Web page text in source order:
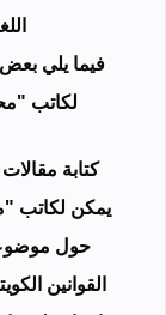
فيما يلي بعض
لكاتب
كتابة
يمكن لكاتب
حول
القوانين